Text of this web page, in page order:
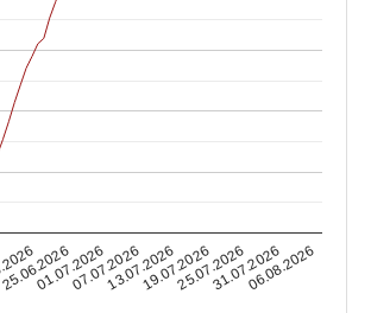
25.06.202601.07.202607.07.202613.07.202619.07.202625.07.202631.07.202606.08.2026